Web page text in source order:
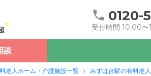
0120-
受付時間 10:00
談
老人ホーム・介護施設一覧 みずほ台駅の有料老